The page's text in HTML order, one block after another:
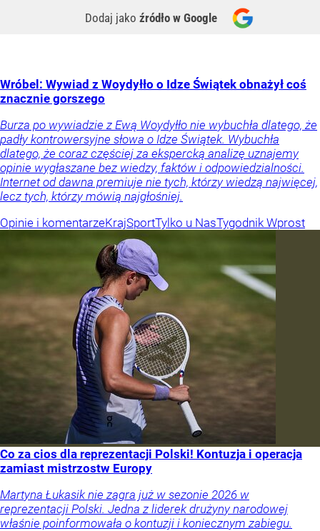
Dodaj jako źródło w Google
Wróbel: Wywiad z Woydyłło o Idze Świątek obnażył coś
znacznie gorszego
Burza po wywiadzie z Ewą Woydyłło nie wybuchła dlatego, że
padły kontrowersyjne słowa o Idze Świątek. Wybuchła
dlatego, że coraz częściej za ekspercką analizę uznajemy
opinie wygłaszane bez wiedzy, faktów i odpowiedzialności.
Internet od dawna premiuje nie tych, którzy wiedzą najwięcej,
lecz tych, którzy mówią najgłośniej.
Opinie i komentarzeKrajSportTylko u NasTygodnik Wprost
Co za cios dla reprezentacji Polski! Kontuzja i operacja
zamiast mistrzostw Europy
Martyna Łukasik nie zagra już w sezonie 2026 w
reprezentacji Polski. Jedna z liderek drużyny narodowej
właśnie poinformowała o kontuzji i koniecznym zabiegu.